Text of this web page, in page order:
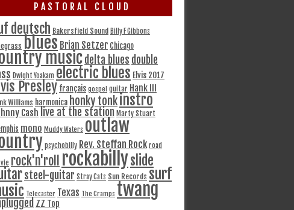
PASTORAL CLOUD
deutsch Bakersfield Sound Billy F Gibbons
blues Brian Setzer Chicago
musicdelta blues double
Dwight Yoakam electric blues Elvis 2017
Presley français gospel guitar Hank III
Williams harmonica honky tonkinstro
Cash live at the station Marty Stuart
mono Muddy Waters outlaw
psychobilly Rev. Steffan Rock road
rock'n'roll rockabillyslide
steel-guitar Stray Cats Sun Records surf
Telecaster Texas The Cramps twang
ZZ Top